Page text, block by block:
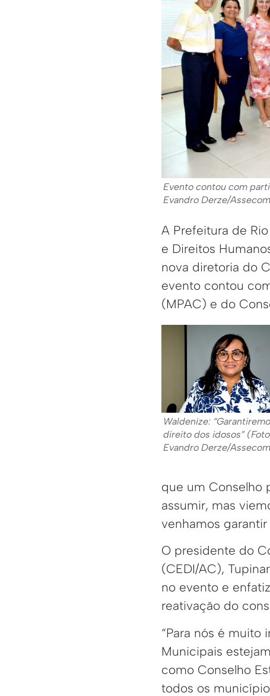
Evento contou com
Evandro Derze/
A Prefeitura de
e Direitos
nova diretoria do
evento contou
(MPAC) e do
Waldenize:
direito dos idosos”
Evandro Derze/
que um Conselho
assumir, mas
venhamos
O presidente do
(CEDI/AC),
no evento e
reativação do
“Para nós é muito
Municipais
como Conselho
todos os